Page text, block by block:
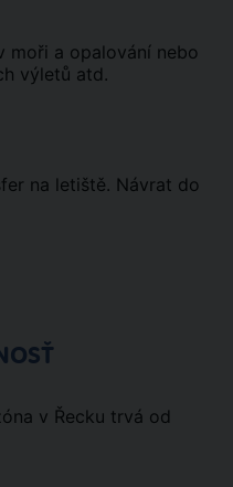
moři a opalování nebo
výletů atd.
na letiště. Návrat do
v Řecku trvá od